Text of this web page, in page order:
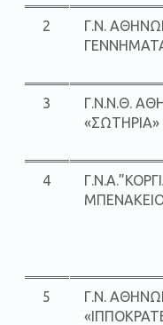
2
Γ.Ν.
3
Γ.Ν.Ν.Θ.
«ΣΩΤΗΡΙΑ»
4
5
Γ.Ν.